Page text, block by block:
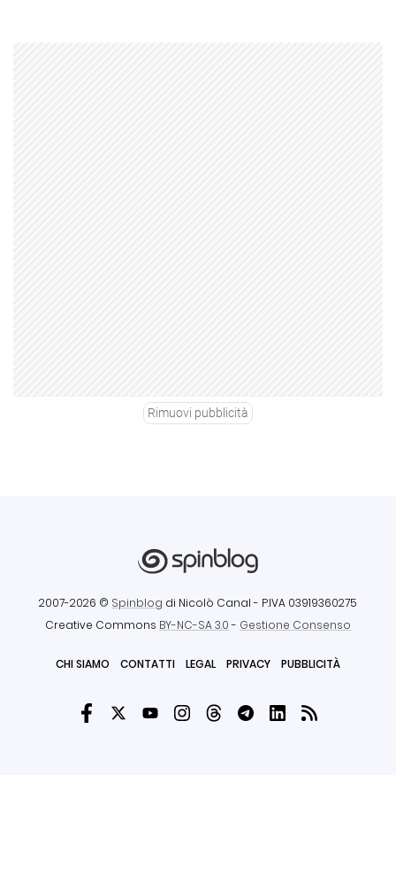
Rimuovi pubblicità
2007-2026 © Spinblog di Nicolò Canal - P.IVA 03919360275
Creative Commons BY-NC-SA 3.0- Gestione Consenso
CHI SIAMO CONTATTI LEGAL PRIVACY PUBBLICITÀ